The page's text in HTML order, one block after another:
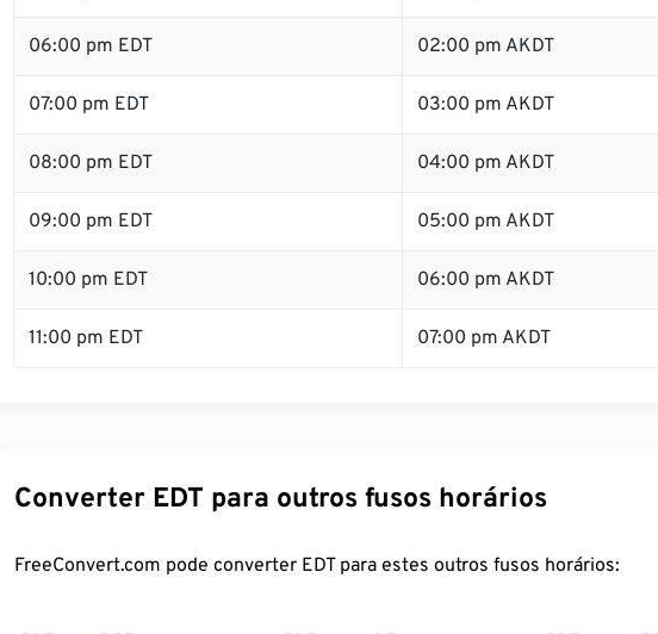
06:00 pm EDT 02:00 pm AKDT
07:00 pm EDT 03:00 pm AKDT
08:00 pm EDT 04:00 pm AKDT
09:00 pm EDT 05:00 pm AKDT
10:00 pm EDT 06:00 pm AKDT
11:00 pm EDT 07:00 pm AKDT
Converter EDT para outros fusos horários
FreeConvert.com pode converter EDT para estes outros fusos horários: